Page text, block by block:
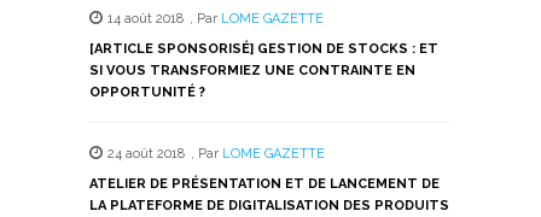
14 août 2018 , Par LOME GAZETTE
[ARTICLE SPONSORISÉ] GESTION DE STOCKS : ET
SI VOUS TRANSFORMIEZ UNE CONTRAINTE EN
OPPORTUNITÉ ?
24 août 2018 , Par LOME GAZETTE
ATELIER DE PRÉSENTATION ET DE LANCEMENT DE
LA PLATEFORME DE DIGITALISATION DES PRODUITS